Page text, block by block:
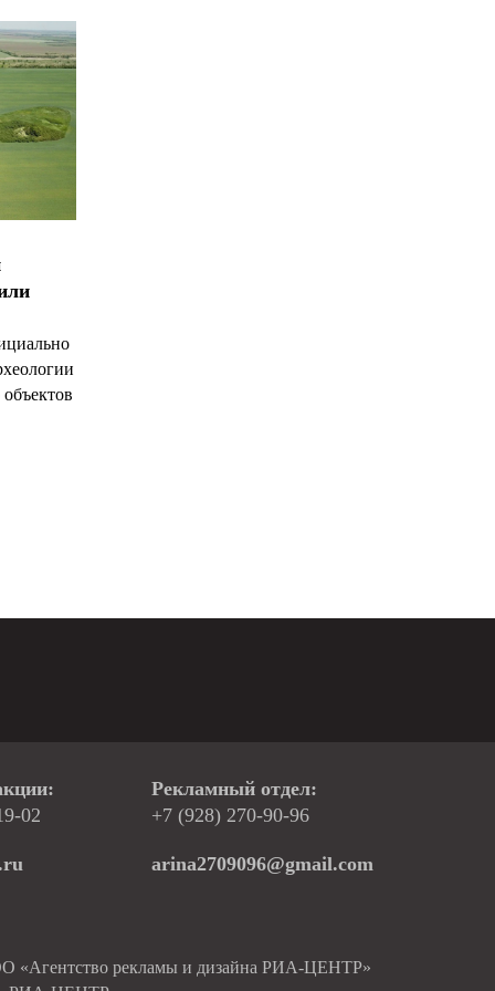
02
Рекламный отдел:
+7 (928) 270-90-96
arina2709096@gmail.com
«Агентство рекламы и дизайна РИА-ЦЕНТР»